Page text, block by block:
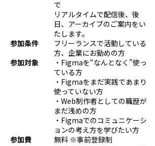
x facebook
で
リアルタイムで配信後、後
日、アーカイブのご案内をい
たします。
参加条件
フリーランスで活動している
方、企業にお勤めの方
参加対象
・Figmaを“なんとなく”使っ
ている方
・Figmaをまだ実践であまり
使っていない方
・Web制作者としての職歴が
まだ浅めの方
・Figmaでのコミュニケーシ
ョンの考え方を学びたい方
参加費
無料 ※事前登録制